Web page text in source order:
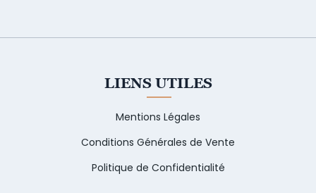
LIENS UTILES
Mentions Légales
Conditions Générales de Vente
Politique de Confidentialité